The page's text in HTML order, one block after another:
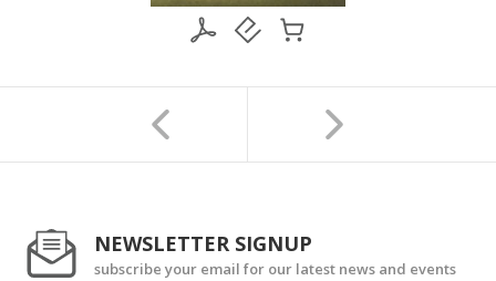
NEWSLETTER SIGNUP
subscribe your email for our latest news and events